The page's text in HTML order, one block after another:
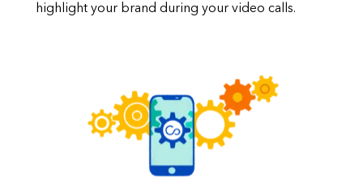
highlight your brand during your video calls.